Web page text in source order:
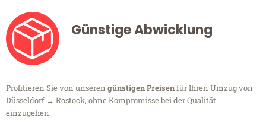
Günstige Abwicklung
Profitieren Sie von unseren günstigen Preisenfür Ihren Umzug von
Düsseldorf → Rostock, ohne Kompromisse bei der Qualität
einzugehen.